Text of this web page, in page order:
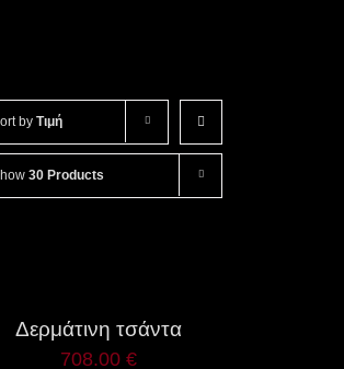
by Τιμή
30 Products
Δερμάτινη τσάντα
708.00 €